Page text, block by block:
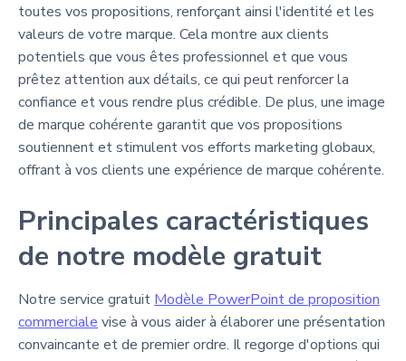
toutes vos propositions, renforçant ainsi l'identité et les
valeurs de votre marque. Cela montre aux clients
potentiels que vous êtes professionnel et que vous
prêtez attention aux détails, ce qui peut renforcer la
confiance et vous rendre plus crédible. De plus, une image
de marque cohérente garantit que vos propositions
soutiennent et stimulent vos efforts marketing globaux,
offrant à vos clients une expérience de marque cohérente.
Principales caractéristiques
de notre modèle gratuit
Notre service gratuit Modèle PowerPoint de proposition
commerciale vise à vous aider à élaborer une présentation
convaincante et de premier ordre. Il regorge d'options qui